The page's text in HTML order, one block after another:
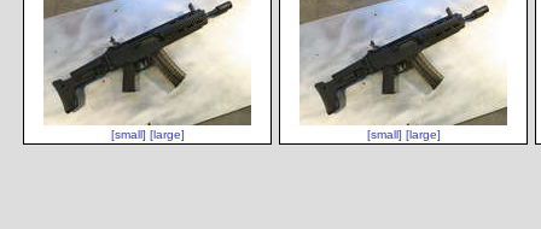
[small] [large] [small] [large]